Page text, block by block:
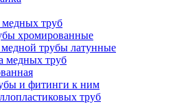
труб
хромированные
трубы латунные
медных труб
и фитинги к ним
труб